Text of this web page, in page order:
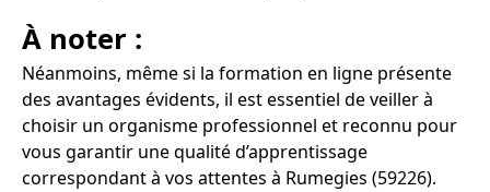
À noter :
Néanmoins, même si la formation en ligne présente
des avantages évidents, il est essentiel de veiller à
choisir un organisme professionnel et reconnu pour
vous garantir une qualité d’apprentissage
correspondant à vos attentes à Rumegies (59226).